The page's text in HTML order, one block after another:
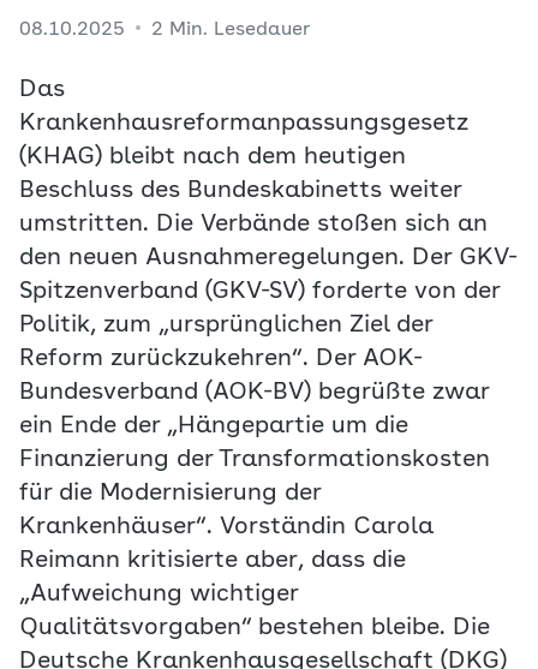
08.10.2025 2 Min. Lesedauer
Das
Krankenhausreformanpassungsgesetz
(KHAG) bleibt nach dem heutigen
Beschluss des Bundeskabinetts weiter
umstritten. Die Verbände stoßen sich an
den neuen Ausnahmeregelungen. Der GKV-
Spitzenverband (GKV-SV) forderte von der
Politik, zum „ursprünglichen Ziel der
Reform zurückzukehren“. Der AOK-
Bundesverband (AOK-BV) begrüßte zwar
ein Ende der „Hängepartie um die
Finanzierung der Transformationskosten
für die Modernisierung der
Krankenhäuser“. Vorständin Carola
Reimann kritisierte aber, dass die
„Aufweichung wichtiger
Qualitätsvorgaben“ bestehen bleibe. Die
Deutsche Krankenhausgesellschaft (DKG)